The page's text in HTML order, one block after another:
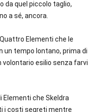
da quel piccolo taglio,
a sé, ancora.
Elementi che le
un tempo lontano, prima di
volontario esilio senza farvi
Elementi che Skeldra
i costi segreti mentre